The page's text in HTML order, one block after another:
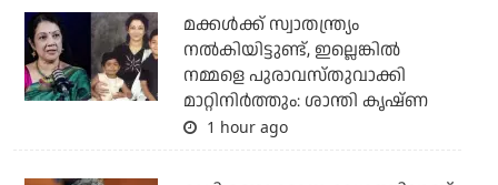
മക്കൾക്ക് സ്വാതന്ത്ര്യം
നൽകിയിട്ടുണ്ട്, ഇല്ലെങ്കിൽ
നമ്മളെ പുരാവസ്തുവാക്കി
മാറ്റിനിർത്തും: ശാന്തി കൃഷ്ണ
1 hour ago